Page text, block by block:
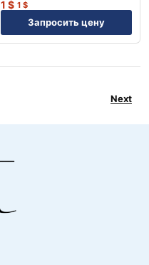
оборудование NEP
1 $ 1 $
Запросить цену
Next